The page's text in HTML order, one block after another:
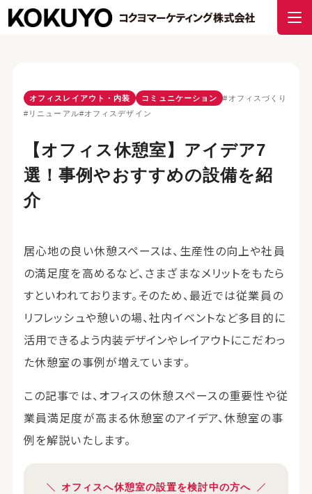
オフィスレイアウト・内装 コミュニケーション
#オフィスづくり
#リニューアル#オフィスデザイン
【オフィス休憩室】アイデア7
選！事例やおすすめの設備を紹
介
居心地の良い休憩スペースは、生産性の向上や社員
の満足度を高めるなど、さまざまなメリットをもたら
すといわれております。そのため、最近では従業員の
リフレッシュや憩いの場、社内イベントなど多目的に
活用できるよう内装デザインやレイアウトにこだわっ
た休憩室の事例が増えています。
この記事では、オフィスの休憩スペースの重要性や従
業員満足度が高まる休憩室のアイデア、休憩室の事
例を解説いたします。
オフィスへ休憩室の設置を検討中の方へ